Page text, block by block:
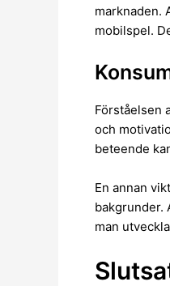
marknaden.
mobilspel.
Förståelsen
och
beteende
En annan
bakgrunder.
man